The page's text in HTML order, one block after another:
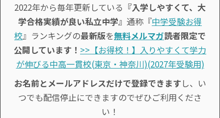
2022年から毎年更新している 『入学しやすくて、大
学合格実績が良い私立中学』 通称『中学受験お得
校』ランキングの最新版を無料メルマガ読者限定で
公開しています！ >>【お得校！】入りやすくて学力
が伸びる中高一貫校(東京・神奈川)(2027年受験用)
お名前とメールアドレスだけで登録できます し、い
つでも配信停止にできますのでぜひご利用くださ
い！